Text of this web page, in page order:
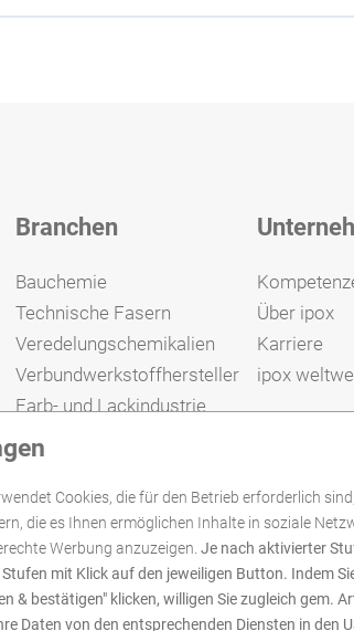
Cookies, die für den Betrieb erforderlich
die es Ihnen ermöglichen Inhalte in soziale
Werbung anzuzeigen.Je nach aktivierter
mit Klick auf den jeweiligen Button. Indem
& bestätigen" klicken, willigen Sie zugleich gem.
Daten von den entsprechenden Diensten in den
Branchen
Bauchemie
Technische Fasern
Veredelungschemikalien
Verbundwerkstoffhersteller
Farb- und Lackindustrie
Über ipox
Karriere
ipox